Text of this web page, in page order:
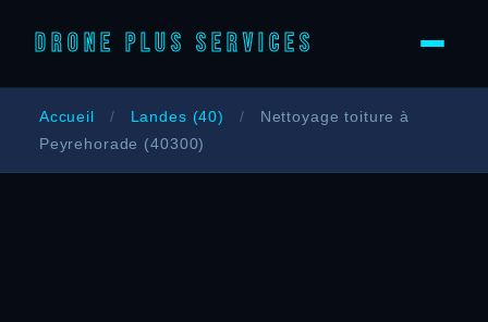
DRONE PLUS SERVICES
Accueil / Landes (40) /
Nettoyage toiture à
Peyrehorade (40300)